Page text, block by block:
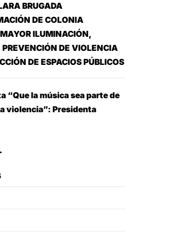
BRUGADA
DE COLONIA
ILUMINACIÓN,
PREVENCIÓN DE VIOLENCIA
DE ESPACIOS PÚBLICOS
“Que la música sea parte de
violencia”: Presidenta